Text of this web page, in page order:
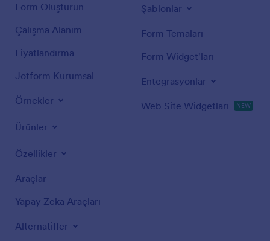
Form Oluşturun
Çalışma Alanım
Fiyatlandırma
Jotform Kurumsal
Örnekler
Ürünler
Özellikler
Araçlar
Yapay Zeka Araçları
Alternatifler
Şablonlar
Form Temaları
Form Widget'ları
Entegrasyonlar
Web Site Widgetları NEW